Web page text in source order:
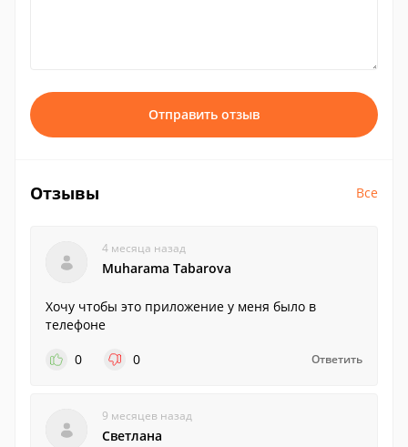
Отправить отзыв
Отзывы Все
4 месяца назад
Muharama Tabarova
Хочу чтобы это приложение у меня было в
телефоне
0
0 Ответить
9 месяцев назад
Светлана